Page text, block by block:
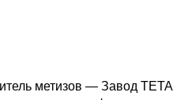
метизов — Завод